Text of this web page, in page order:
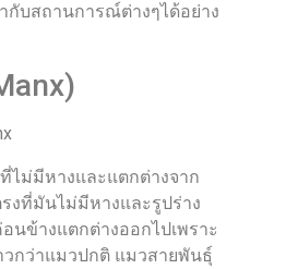
กับสถานการณ์ต่างๆได้อย่าง
ไม่มีหางและแตกต่างจาก
งที่มันไม่มีหางและรูปร่าง
นข้างแตกต่างออกไปเพราะ
กว่าแมวปกติ แมวสายพันธุ์